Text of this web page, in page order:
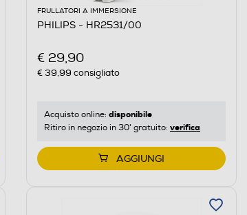
FRULLATORI A IMMERSIONE
PHILIPS - HR2531/00
€ 29,90
€ 39,99 consigliato
Acquisto online: disponibile
Ritiro in negozio in 30' gratuito: verifica
AGGIUNGI